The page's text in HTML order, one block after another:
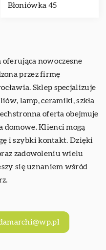
Błoniówka 45
nowoczesne
przez firmę
Sklep specjalizuje
lamp, ceramiki, szkła
oferta obejmuje
domowe. Klienci mogą
i szybki kontakt. Dzięki
zadowoleniu wielu
się uznaniem wśród